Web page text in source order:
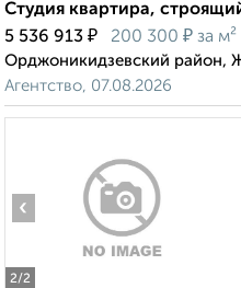
Студия квартира,
5 536 913 ₽ 200 300 ₽ за м²
Орджоникидзевский район,
Агентство, 07.08.2026
2/2
‹